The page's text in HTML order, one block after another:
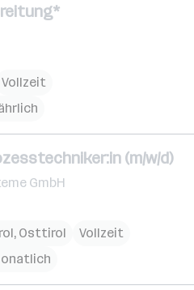
Vollzeit
(m/w/d)
GmbH
, Osttirol
Vollzeit